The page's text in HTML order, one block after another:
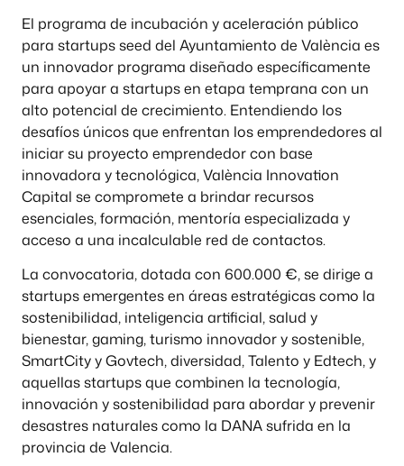
El programa de incubación y aceleración público
para startups seed del Ayuntamiento de València es
un innovador programa diseñado específicamente
para apoyar a startups en etapa temprana con un
alto potencial de crecimiento. Entendiendo los
desafíos únicos que enfrentan los emprendedores al
iniciar su proyecto emprendedor con base
innovadora y tecnológica, València Innovation
Capital se compromete a brindar recursos
esenciales, formación, mentoría especializada y
acceso a una incalculable red de contactos.
La convocatoria, dotada con 600.000 €, se dirige a
startups emergentes en áreas estratégicas como la
sostenibilidad, inteligencia artificial, salud y
bienestar, gaming, turismo innovador y sostenible,
SmartCity y Govtech, diversidad, Talento y Edtech, y
aquellas startups que combinen la tecnología,
innovación y sostenibilidad para abordar y prevenir
desastres naturales como la DANA sufrida en la
provincia de Valencia.